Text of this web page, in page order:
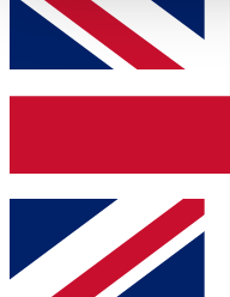
haben oder die sie im
gesammelt haben.